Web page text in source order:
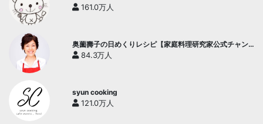
161.0万人
奥薗壽子の日めくりレシピ【家庭料理研究家公式チャン
ネル】
84.3万人
syun cooking
121.0万人